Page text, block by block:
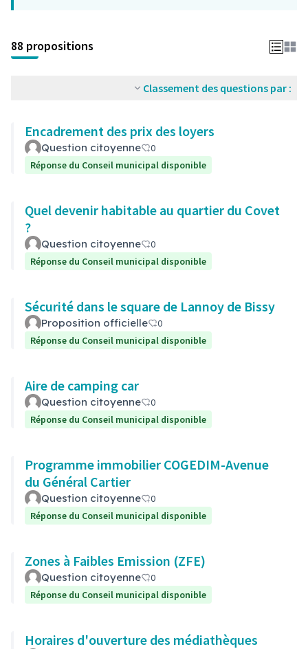
88 propositions
Classement des questions par :
Encadrement des prix des loyers
Question citoyenne
0
Réponse du Conseil municipal disponible
Quel devenir habitable au quartier du Covet
?
Question citoyenne
0
Réponse du Conseil municipal disponible
Sécurité dans le square de Lannoy de Bissy
Proposition officielle
0
Réponse du Conseil municipal disponible
Aire de camping car
Question citoyenne
0
Réponse du Conseil municipal disponible
Programme immobilier COGEDIM-Avenue
du Général Cartier
Question citoyenne
0
Réponse du Conseil municipal disponible
Zones à Faibles Emission (ZFE)
Question citoyenne
0
Réponse du Conseil municipal disponible
Horaires d'ouverture des médiathèques